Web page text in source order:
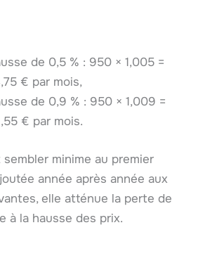
de 0,5 % : 950 × 1,005 =
€ par mois,
de 0,9 % : 950 × 1,009 =
€ par mois.
minime au premier
année après année aux
elle atténue la perte de
à la hausse des prix.